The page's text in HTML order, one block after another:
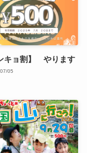
キョ割】 やります
05